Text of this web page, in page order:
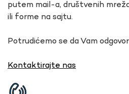
putem mail-a, društvenih
ili forme na sajtu.
Potrudićemo se da Vam
Kontaktirajte nas